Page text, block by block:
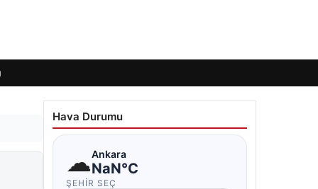
Hava Durumu
☁Ankara
NaN°C
ŞEHIR SEÇ